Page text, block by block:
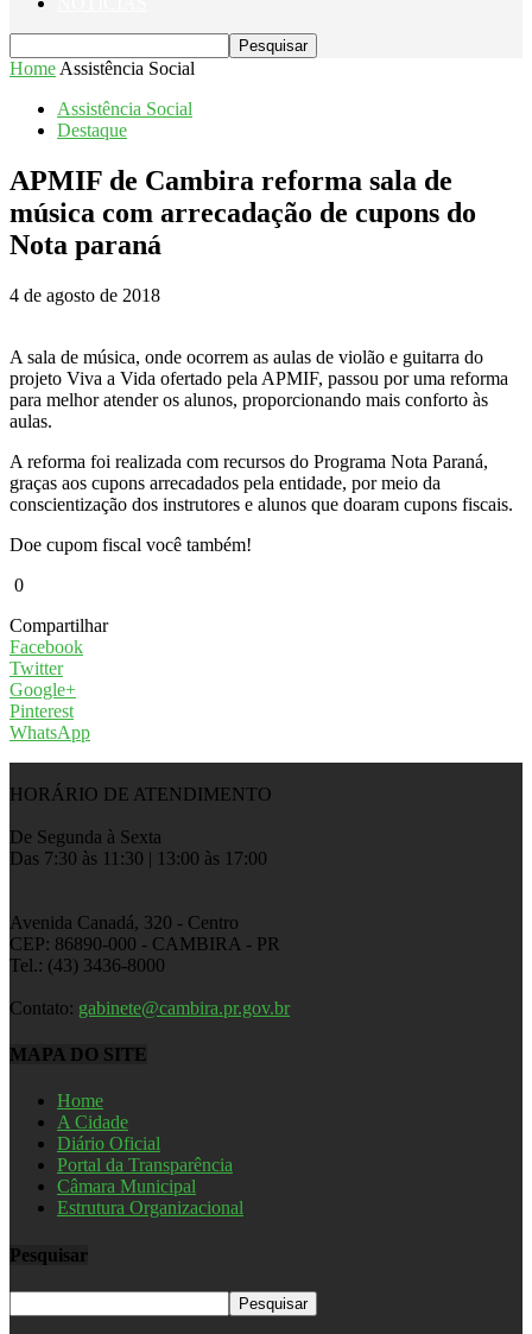
Home Assistência Social
Assistência Social
Destaque
APMIF de Cambira reforma sala de
música com arrecadação de cupons do
Nota paraná
4 de agosto de 2018
A sala de música, onde ocorrem as aulas de violão e guitarra do
projeto Viva a Vida ofertado pela APMIF, passou por uma reforma
para melhor atender os alunos, proporcionando mais conforto às
aulas.
A reforma foi realizada com recursos do Programa Nota Paraná,
graças aos cupons arrecadados pela entidade, por meio da
conscientização dos instrutores e alunos que doaram cupons fiscais.
Doe cupom fiscal você também!
0
Compartilhar
Facebook
Twitter
Google+
Pinterest
WhatsApp
HORÁRIO DE ATENDIMENTO
De Segunda à Sexta
Das 7:30 às 11:30 | 13:00 às 17:00
Avenida Canadá, 320 - Centro
CEP: 86890-000 - CAMBIRA - PR
Tel.: (43) 3436-8000
Contato: gabinete@cambira.pr.gov.br
MAPA DO SITE
Home
A Cidade
Diário Oficial
Portal da Transparência
Câmara Municipal
Estrutura Organizacional
Pesquisar